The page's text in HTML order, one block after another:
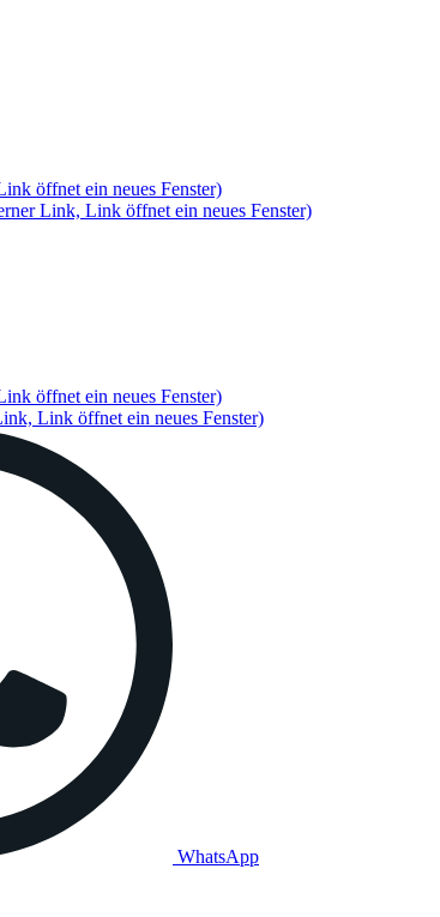
öffnet ein neues Fenster)
Link, Link öffnet ein neues Fenster)
öffnet ein neues Fenster)
Link öffnet ein neues Fenster)
WhatsApp